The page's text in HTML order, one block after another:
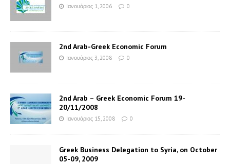
Ιανουάριος 1, 2006 0
2nd Arab-Greek Economic Forum
Ιανουάριος 3, 2008 0
2nd Arab – Greek Economic Forum 19-
20/11/2008
Ιανουάριος 15, 2008 0
Greek Business Delegation to Syria, on October
05-09, 2009